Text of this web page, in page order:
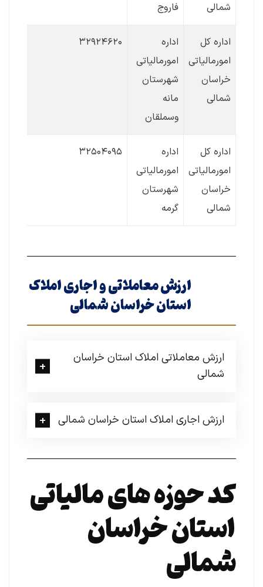
شمالی
فاروج
اداره کل
امورمالیاتی
خراسان
شمالی
اداره
امورمالیاتی
شهرستان
مانه
وسملقان
۳۲۹۲۴۶۲۰
اداره کل
امورمالیاتی
خراسان
شمالی
اداره
امورمالیاتی
شهرستان
گرمه
۳۲۵۰۴۰۹۵
ارزش معاملاتی و اجاری املاک
استان خراسان شمالی
ارزش معاملاتی املاک استان خراسان
شمالی
ارزش اجاری املاک استان خراسان شمالی
کد حوزه های مالیاتی
استان خراسان
شمالی